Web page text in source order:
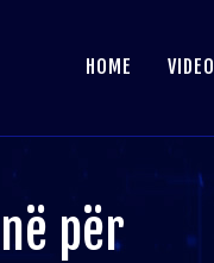
HOME VIDEO
për